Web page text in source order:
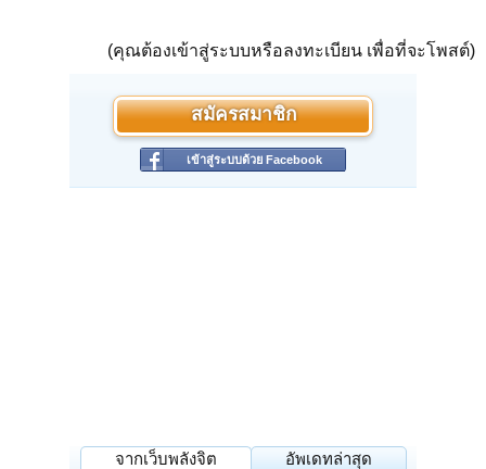
(คุณต้องเข้าสู่ระบบหรือลงทะเบียน เพื่อที่จะโพสต์)
สมัครสมาชิก
เข้าสู่ระบบด้วย Facebook
จากเว็บพลังจิต อัพเดทล่าสุด